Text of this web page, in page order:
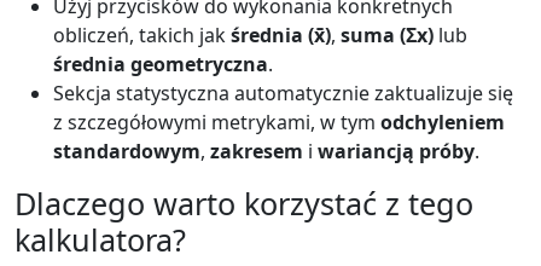
Użyj przycisków do wykonania konkretnych
obliczeń, takich jakśrednia (x̄), suma (Σx) lub
średnia geometryczna.
Sekcja statystyczna automatycznie zaktualizuje się
z szczegółowymi metrykami, w tym odchyleniem
standardowym, zakresem i wariancją próby.
Dlaczego warto korzystać z tego
kalkulatora?